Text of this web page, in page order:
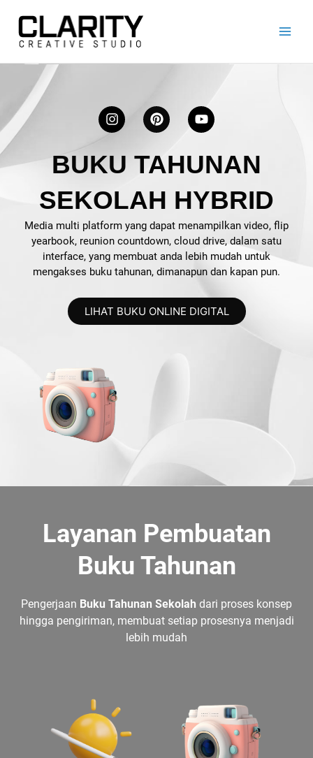
konten
n
s
t
g
r
a
m
i
n
t
r
e
s
t
o
u
t
b
e
BUKU TAHUNAN
SEKOLAH HYBRID
Media multi platform yang dapat menampilkan video, flip
yearbook, reunion countdown, cloud drive, dalam satu
interface, yang membuat anda lebih mudah untuk
mengakses buku tahunan, dimanapun dan kapan pun.
LIHAT BUKU ONLINE DIGITAL
Layanan Pembuatan
Buku Tahunan
Pengerjaan Buku Tahunan Sekolah dari proses konsep
hingga pengiriman, membuat setiap prosesnya menjadi
lebih mudah